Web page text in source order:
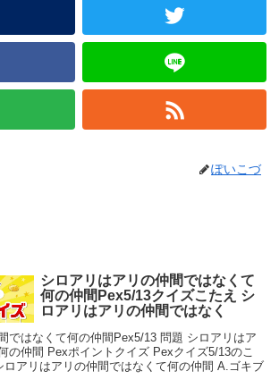
ぽいこづ
シロアリはアリの仲間ではなくて
何の仲間Pex5/13クイズこたえ シ
ロアリはアリの仲間ではなく
ではなくて何の仲間Pex5/13 問題 シロアリはア
の仲間 Pexポイントクイズ Pexクイズ5/13のこ
ロアリはアリの仲間ではなくて何の仲間 A.ゴキブ